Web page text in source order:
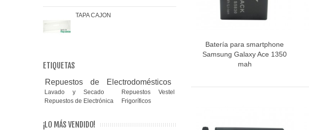
TAPA CAJON MANETA / MANGO HORNO
ETIQUETAS
Repuestos de Electrodomésticos
Lavado y Secado
Repuestos Vestel
Repuestos de Electrónica
Frigoríficos
¡LO MÁS VENDIDO!
Vista rápida
Batería para smartphone
Samsung Galaxy Ace 1350
mah